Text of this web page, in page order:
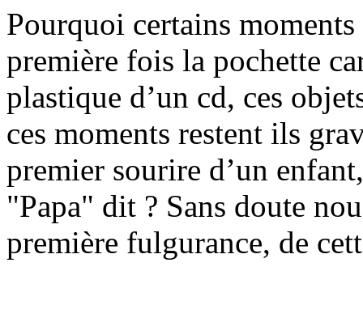
Pourquoi certains
première fois la pochette
plastique d’un cd, ces
ces moments restent ils
premier sourire d’un
"Papa" dit ? Sans doute
première fulgurance, de